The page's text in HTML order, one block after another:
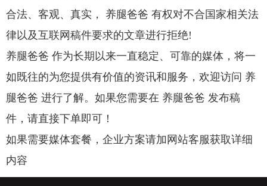
合法、客观、真实， 养腿爸爸 有权对不合国家相关法
律以及互联网稿件要求的文章进行拒绝!
养腿爸爸 作为长期以来一直稳定、可靠的媒体，将一
如既往的为您提供有价值的资讯和服务，欢迎访问 养
腿爸爸 进行了解。如果您需要在 养腿爸爸 发布稿
件，请直接下单即可！
如果需要媒体套餐，企业方案请加网站客服获取详细
内容